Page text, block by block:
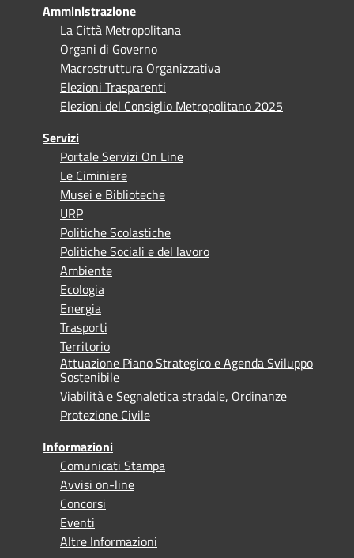
Amministrazione
La Città Metropolitana
Organi di Governo
Macrostruttura Organizzativa
Elezioni Trasparenti
Elezioni del Consiglio Metropolitano 2025
Servizi
Portale Servizi On Line
Le Ciminiere
Musei e Biblioteche
URP
Politiche Scolastiche
Politiche Sociali e del lavoro
Ambiente
Ecologia
Energia
Trasporti
Territorio
Attuazione Piano Strategico e Agenda Sviluppo
Sostenibile
Viabilità e Segnaletica stradale, Ordinanze
Protezione Civile
Informazioni
Comunicati Stampa
Avvisi on-line
Concorsi
Eventi
Altre Informazioni